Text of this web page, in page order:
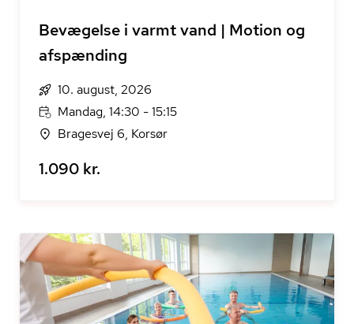
Bevægelse i varmt vand | Motion og
afspænding
10. august, 2026
Mandag, 14:30 - 15:15
Bragesvej 6, Korsør
1.090 kr.